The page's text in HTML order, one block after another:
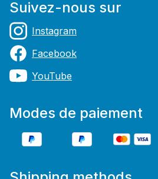
Suivez-nous sur
Instagram
Facebook
YouTube
Modes de paiement